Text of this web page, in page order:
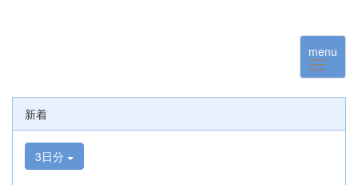
menu
新着
3日分